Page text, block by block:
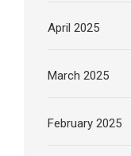
April 2025
March 2025
February 2025